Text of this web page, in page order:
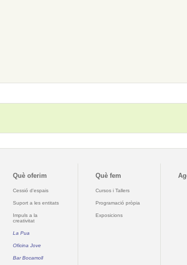
Què oferim
Cessió d'espais
Suport a les entitats
Impuls a la
creativitat
La Pua
Oficina Jove
Bar Bocamoll
Què fem
Cursos i Tallers
Programació pròpia
Exposicions